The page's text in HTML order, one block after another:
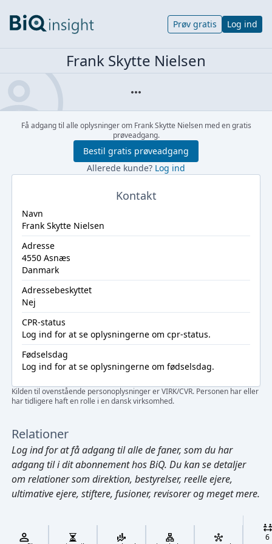
Cmd/Ctrl + K
Prøv gratis Log ind
Frank Skytte Nielsen
Få adgang til alle oplysninger om Frank Skytte Nielsen med en gratis
prøveadgang.
Bestil gratis prøveadgang
Allerede kunde? Log ind
Kontakt
Navn
Frank Skytte Nielsen
Adresse
4550 Asnæs
Danmark
Adressebeskyttet
Nej
CPR-status
Log ind for at se oplysningerne om cpr-status.
Fødselsdag
Log ind for at se oplysningerne om fødselsdag.
Kilden til ovenstående personoplysninger er VIRK/CVR. Personen har eller
har tidligere haft en rolle i en dansk virksomhed.
Relationer
Log indfor at få adgang til alle de faner, som du har
adgang til i dit abonnement hos BiQ. Du kan se detaljer
om relationer som direktion, bestyrelser, reelle ejere,
ultimative ejere, stiftere, fusioner, revisorer og meget mere.
6